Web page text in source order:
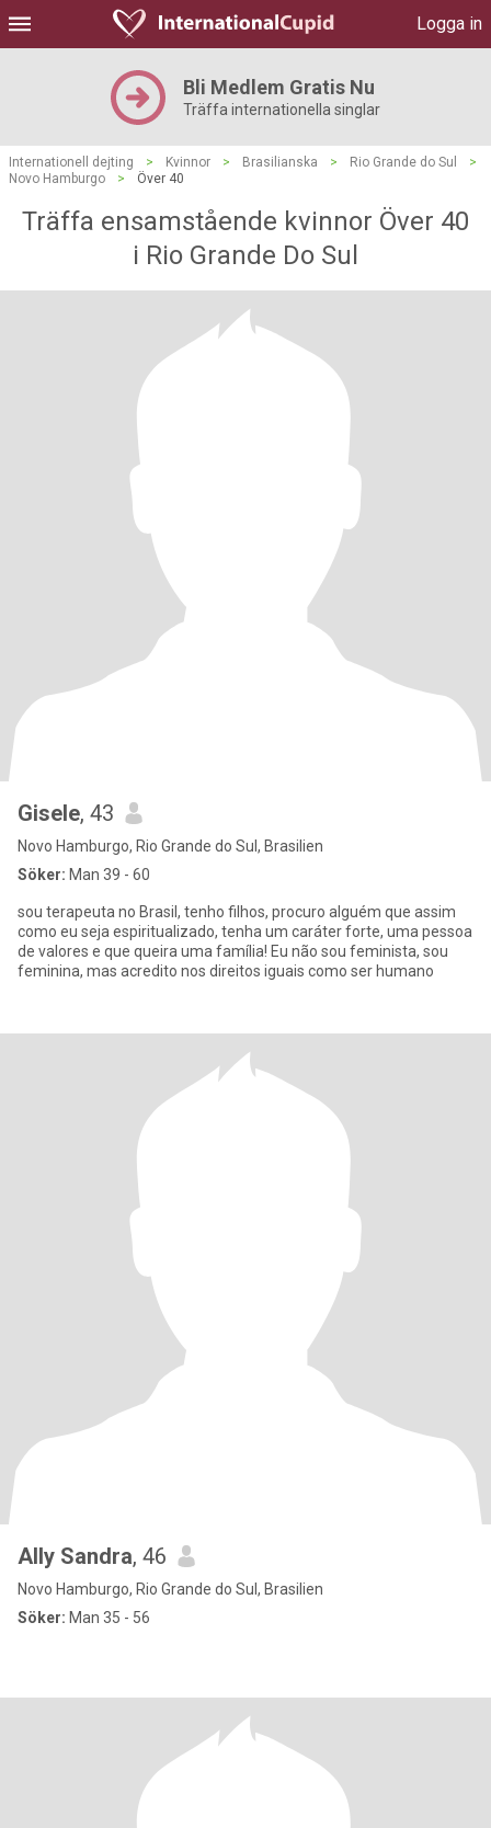
Logga in
Bli Medlem Gratis Nu
Träffa internationella singlar
Internationell dejting > Kvinnor > Brasilianska > Rio Grande do Sul
>
Novo Hamburgo
> Över 40
Träffa ensamstående kvinnor Över 40
i Rio Grande Do Sul
Gisele, 43
Novo Hamburgo, Rio Grande do Sul, Brasilien
Söker: Man 39 - 60
sou terapeuta no Brasil, tenho filhos, procuro alguém que assim
como eu seja espiritualizado, tenha um caráter forte, uma pessoa
de valores e que queira uma família! Eu não sou feminista, sou
feminina, mas acredito nos direitos iguais como ser humano
Ally Sandra, 46
Novo Hamburgo, Rio Grande do Sul, Brasilien
Söker: Man 35 - 56